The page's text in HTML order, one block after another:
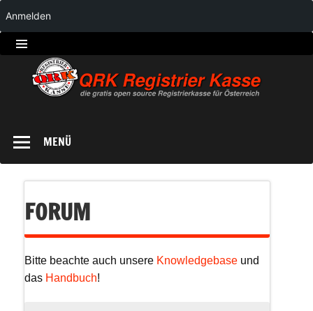
QRK
MENÜ
FORUM
Bitte beachte auch unsere Knowledgebase und
das Handbuch!
Anmelden